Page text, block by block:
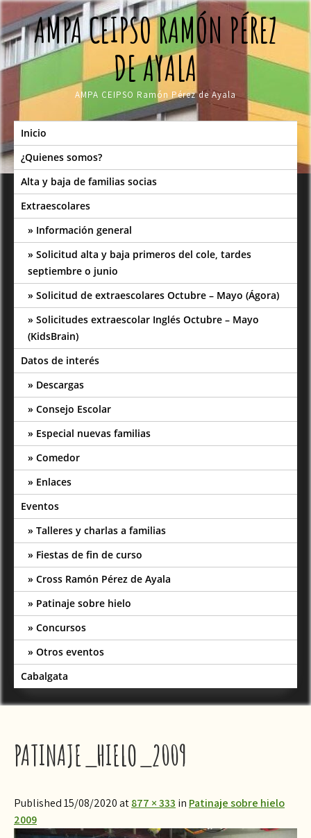
Skip
to
contentAMPA CEIPSO RAMÓN PÉREZ
DE AYALA
AMPA CEIPSO Ramón Pérez de Ayala
Inicio
¿Quienes somos?
Alta y baja de familias socias
Extraescolares
Información general
Solicitud alta y baja primeros del cole, tardes
septiembre o junio
Solicitud de extraescolares Octubre – Mayo (Ágora)
Solicitudes extraescolar Inglés Octubre – Mayo
(KidsBrain)
Datos de interés
Descargas
Consejo Escolar
Especial nuevas familias
Comedor
Enlaces
Eventos
Talleres y charlas a familias
Fiestas de fin de curso
Cross Ramón Pérez de Ayala
Patinaje sobre hielo
Concursos
Otros eventos
Cabalgata
PATINAJE_HIELO_2009
Published 15/08/2020 at877 × 333 in Patinaje sobre hielo
2009